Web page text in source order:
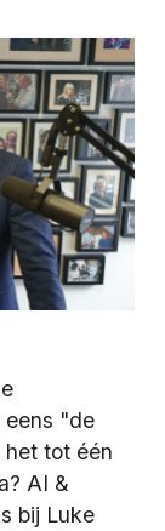
eens "de
tot één
AI &
bij Luke